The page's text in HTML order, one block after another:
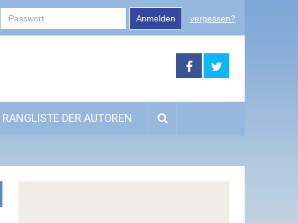
Anmelden vergessen?
RANGLISTE DER AUTOREN